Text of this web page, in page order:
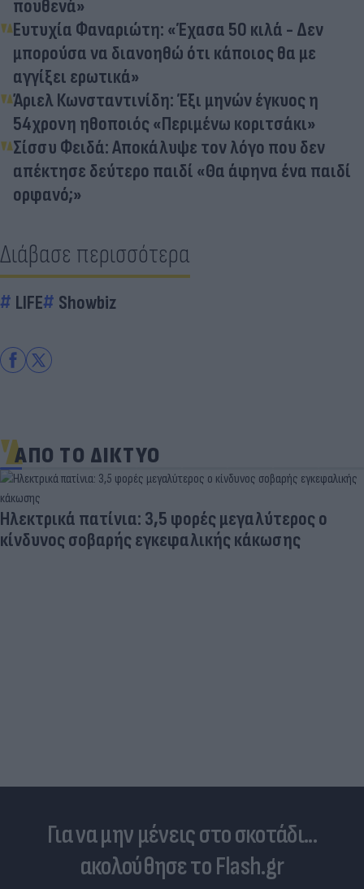
πουθενά»
Ευτυχία Φαναριώτη: «Έχασα 50 κιλά - Δεν
μπορούσα να διανοηθώ ότι κάποιος θα με
αγγίξει ερωτικά»
Άριελ Κωνσταντινίδη: Έξι μηνών έγκυος η
54χρονη ηθοποιός «Περιμένω κοριτσάκι»
Σίσσυ Φειδά: Αποκάλυψε τον λόγο που δεν
απέκτησε δεύτερο παιδί «Θα άφηνα ένα παιδί
ορφανό;»
Διάβασε περισσότερα
LIFE Showbiz
ΑΠΟ ΤΟ ΔΙΚΤΥΟ
Ηλεκτρικά πατίνια: 3,5 φορές μεγαλύτερος ο
κίνδυνος σοβαρής εγκεφαλικής κάκωσης
Για να μην μένεις στο σκοτάδι...
ακολούθησε το Flash.gr